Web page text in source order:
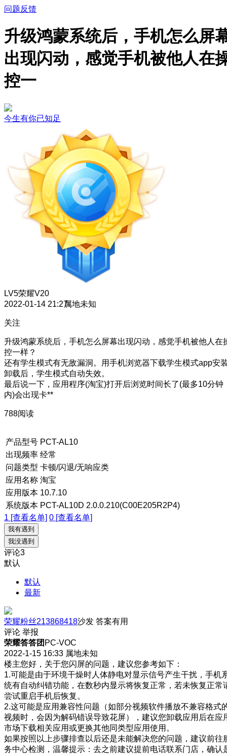
问题反馈
升级鸿蒙系统后，手机怎么屏
出现闪动，感觉手机被他人在
控一
今生有你已知足
LV5荣耀V20
2022-01-14 21:27属地未知
关注
升级鸿蒙系统后，手机怎么屏幕出现闪动，感觉手机被他人在
控一样？
还有学生模式有无敌漏洞。用手机浏览器下载学生模式app安
卸载后，学生模式自动失效。
最后说一下，应用程序(淘宝)打开后浏览时间长了(最多10分钟
内)会出现卡**
788阅读
产品型号 PCT-AL10
出现频率 经常
问题类型 卡顿/闪退/无响应类
应用名称 淘宝
应用版本 10.7.10
系统版本 PCT-AL10D 2.0.0.210(C00E205R2P4)
1 [查看名单] 0 [查看名单]
我有遇到
我没遇到
评论3
默认
默认
最新
荣耀粉丝213868418沙发 答案有用
评论 举报
荣耀答答团 PC-VOC
2022-1-15 16:33 属地未知
楼主您好，关于您闪屏的问题，建议您参考如下：
1.可能是由于环境干燥时人体静电对显示信号产生干扰，手机
统有自动纠错功能，在数秒内显示将恢复正常，若未恢复正常
尝试重启手机后恢复。
2.这可能是应用兼容性问题（如部分视频软件播放不兼容格式
视频时，会因为解码错误导致花屏），建议您卸载应用后在应
市场下载相关应用或更换其他同类型应用使用。
如果按照以上步骤排查以后还是未能解决您的问题，建议前往
务中心检测，温馨提示：去之前建议提前电话联系门店，确认